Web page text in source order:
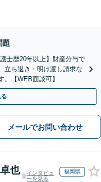
題
士歴20年以上】財産分与で
立ち退き・明け渡し請求な
。【WEB面談可】
メールでお問い合わせ
也
インタビュ
ーを見る
福岡県